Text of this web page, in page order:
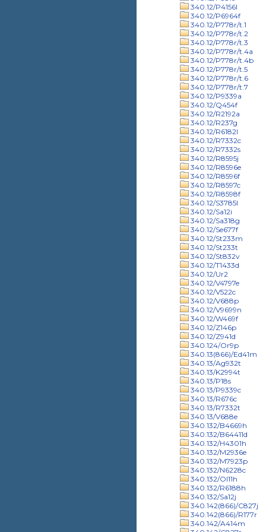
340.12/P4156l
340.12/P6964f
340.12/P778r/t.1
340.12/P778r/t.2
340.12/P778r/t.3
340.12/P778r/t.4a
340.12/P778r/t.4b
340.12/P778r/t.5
340.12/P778r/t.6
340.12/P778r/t.7
340.12/P9339a
340.12/Q454f
340.12/R2192a
340.12/R237g
340.12/R6182l
340.12/R7332c
340.12/R7332s
340.12/R8595j
340.12/R8596e
340.12/R8596f
340.12/R8597c
340.12/R8598f
340.12/S3785l
340.12/Sa12i
340.12/Sa318g
340.12/Se677f
340.12/St233m
340.12/St233t
340.12/St832v
340.12/T1433d
340.12/Ur2
340.12/V4797e
340.12/V522c
340.12/V688p
340.12/V9699n
340.12/W469f
340.12/Z146p
340.12/Z941d
340.124/Or9p
340.13(866)/Ed41m
340.13/Ag932t
340.13/K2994t
340.13/P18s
340.13/P9339c
340.13/R676c
340.13/R7332t
340.13/V688e
340.132/B4669h
340.132/B64411d
340.132/H4301h
340.132/M2936e
340.132/M7923p
340.132/N6228c
340.132/Ol11h
340.132/R6188h
340.132/Sa12j
340.142(866)/C827j
340.142(866)/R177r
340.142/A414m